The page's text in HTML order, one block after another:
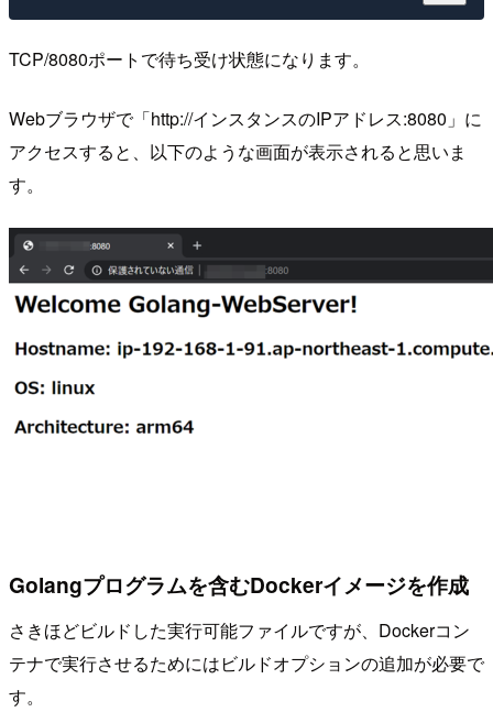
TCP/8080ポートで待ち受け状態になります。
Webブラウザで「http://インスタンスのIPアドレス:8080」に
アクセスすると、以下のような画面が表示されると思いま
す。
Golangプログラムを含むDockerイメージを作成
さきほどビルドした実行可能ファイルですが、Dockerコン
テナで実行させるためにはビルドオプションの追加が必要で
す。